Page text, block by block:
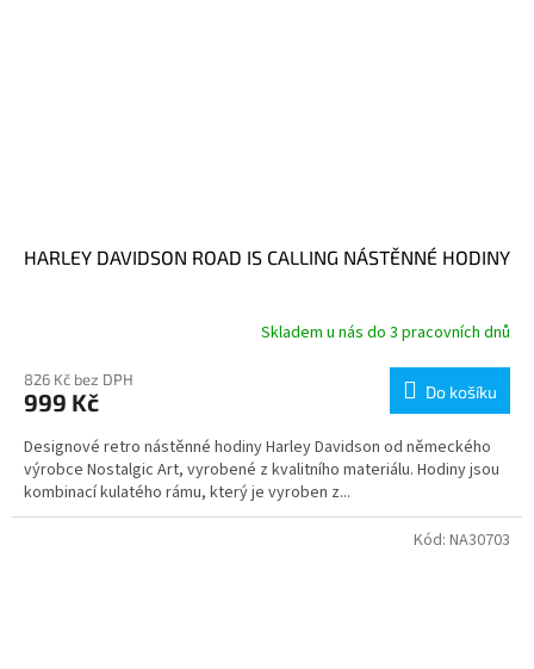
HARLEY DAVIDSON ROAD IS CALLING NÁSTĚNNÉ HODINY
Skladem u nás do 3 pracovních dnů
826 Kč bez DPH
999 Kč Do košíku
Designové retro nástěnné hodiny Harley Davidson od německého
výrobce Nostalgic Art, vyrobené z kvalitního materiálu. Hodiny jsou
kombinací kulatého rámu, který je vyroben z...
Kód: NA30703